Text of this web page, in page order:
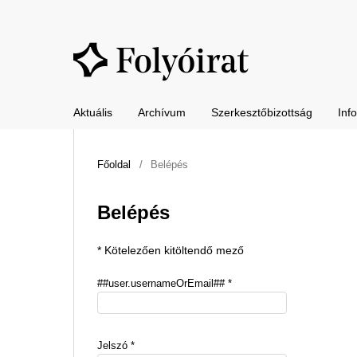
Aktuális Archívum Szerkesztőbizottság
Főoldal / Belépés
Belépés
* Kötelezően kitöltendő mező
##user.usernameOrEmail## *
Jelszó *